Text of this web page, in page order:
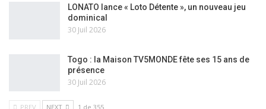
LONATO lance « Loto Détente », un nouveau jeu
dominical
30 Juil 2026
Togo : la Maison TV5MONDE fête ses 15 ans de
présence
30 Juil 2026
PREV NEXT 1 de 355